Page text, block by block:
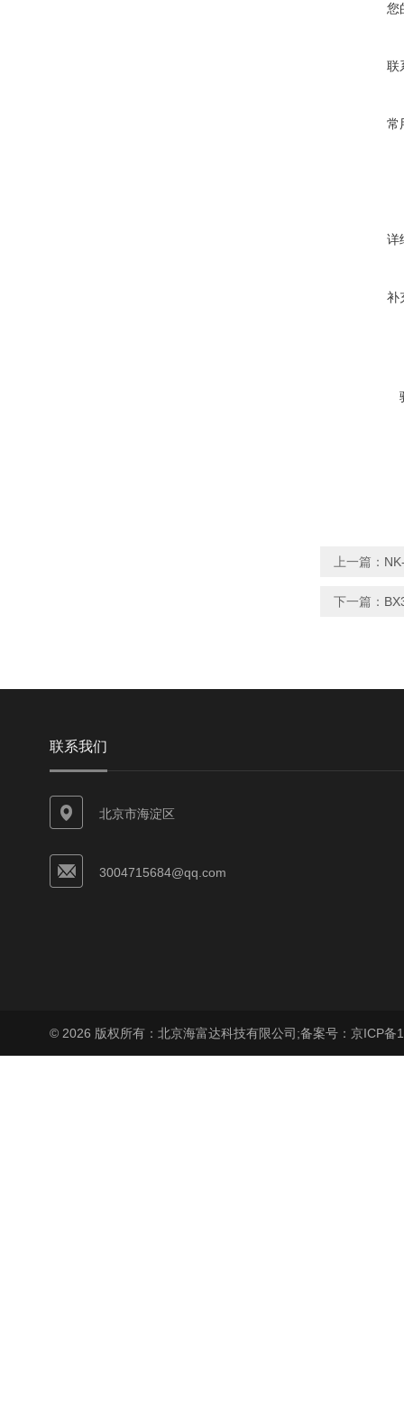
您
联
常
详
补
上一篇：
下一篇：
联系我们
北京市海淀区
3004715684@qq.com
© 2026 版权所有：北京海富达科技有限公司;备案号：京ICP备